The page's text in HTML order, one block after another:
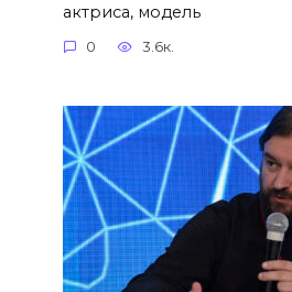
актриса, модель
0 3.6к.